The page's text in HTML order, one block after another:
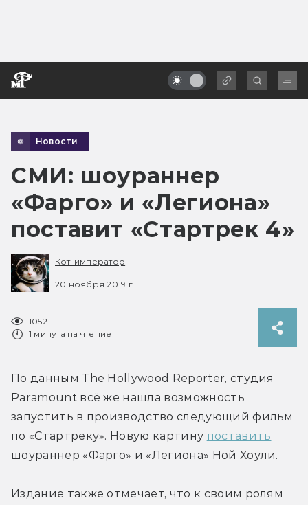
Новости
СМИ: шоураннер
«Фарго» и «Легиона»
поставит «Стартрек 4»
Кот-император
20 ноября 2019 г.
1052
1 минута на чтение
По данным The Hollywood Reporter, студия
Paramount всё же нашла возможность
запустить в производство следующий фильм
по «Стартреку». Новую картину поставить
шоураннер «Фарго» и «Легиона» Ной Хоули.
Издание также отмечает, что к своим ролям